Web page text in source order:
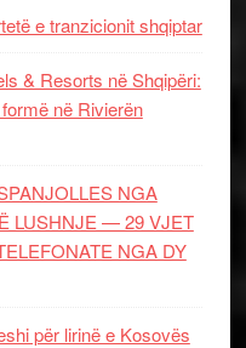
e tranzicionit shqiptar
& Resorts në Shqipëri:
në Rivierën
NGA
LUSHNJE — 29 VJET
NGA DY
për lirinë e Kosovës